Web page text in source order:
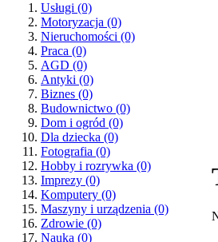
Usługi (0)
Motoryzacja (0)
Nieruchomości (0)
Praca (0)
AGD (0)
Antyki (0)
Biznes (0)
Budownictwo (0)
Dom i ogród (0)
Dla dziecka (0)
Fotografia (0)
Hobby i rozrywka (0)
Imprezy (0)
Komputery (0)
Maszyny i urządzenia (0)
Zdrowie (0)
Nauka (0)